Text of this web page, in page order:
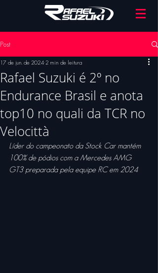
Post
Rafael Suzuki é 2º no
Endurance Brasil e anota
top10 no quali da TCR no
Velocittà
17 de jun. de 2024 2 min de leitura
Líder do campeonato da Stock Car mantém
100% de pódios com a Mercedes AMG
GT3 preparada pela equipe RC em 2024